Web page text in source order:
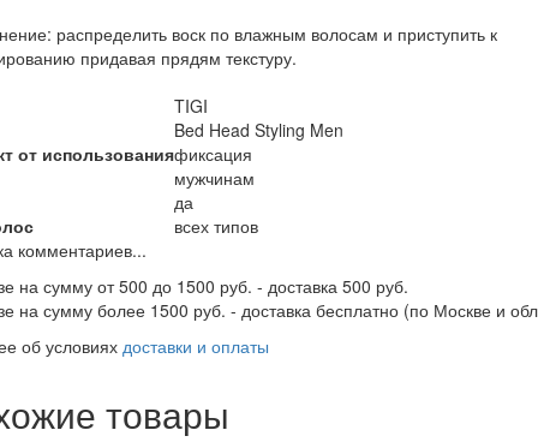
распределить воск по влажным волосам и приступить к
придавая прядям текстуру.
TIGI
Bed Head Styling Men
от использованияфиксация
мужчинам
да
всех типов
комментариев...
на сумму от 500 до 1500 руб. - доставка 500 руб.
на сумму более 1500 руб. - доставка бесплатно (по Москве и
об условиях доставки и оплаты
товары